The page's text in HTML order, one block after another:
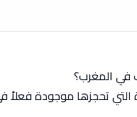
في المغرب؟
تحجزها موجودة فعلاً